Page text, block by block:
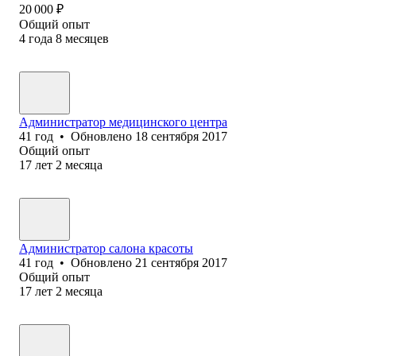
20 000 ₽
Общий опыт
4 года 8 месяцев
Администратор медицинского центра
41 год • Обновлено 18 сентября 2017
Общий опыт
17 лет 2 месяца
Администратор салона красоты
41 год • Обновлено 21 сентября 2017
Общий опыт
17 лет 2 месяца